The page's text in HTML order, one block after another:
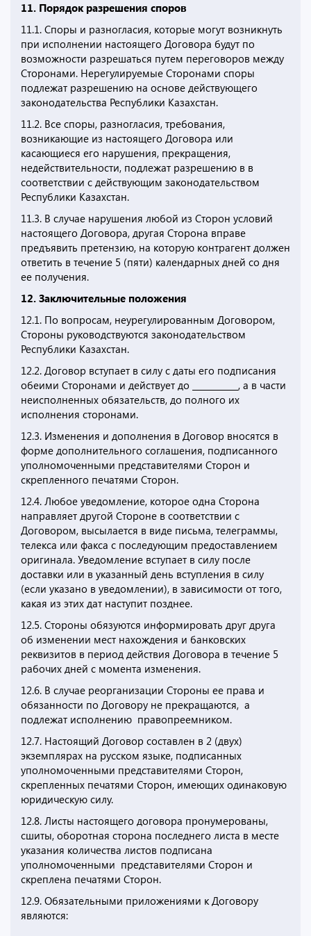
11. Порядок разрешения споров
11.1. Споры и разногласия, которые могут возникнуть
при исполнении настоящего Договора будут по
возможности разрешаться путем переговоров между
Сторонами. Нерегулируемые Сторонами споры
подлежат разрешению на основе действующего
законодательства Республики Казахстан.
11.2. Все споры, разногласия, требования,
возникающие из настоящего Договора или
касающиеся его нарушения, прекращения,
недействительности, подлежат разрешению в в
соответствии с действующим законодательством
Республики Казахстан.
11.3. В случае нарушения любой из Сторон условий
настоящего Договора, другая Сторона вправе
предъявить претензию, на которую контрагент должен
ответить в течение 5 (пяти) календарных дней со дня
ее получения.
12. Заключительные положения
12.1. По вопросам, неурегулированным Договором,
Стороны руководствуются законодательством
Республики Казахстан.
12.2. Договор вступает в силу с даты его подписания
обеими Сторонами и действует до ___________, а в части
неисполненных обязательств, до полного их
исполнения сторонами.
12.3. Изменения и дополнения в Договор вносятся в
форме дополнительного соглашения, подписанного
уполномоченными представителями Сторон и
скрепленного печатями Сторон.
12.4. Любое уведомление, которое одна Сторона
направляет другой Стороне в соответствии с
Договором, высылается в виде письма, телеграммы,
телекса или факса с последующим предоставлением
оригинала. Уведомление вступает в силу после
доставки или в указанный день вступления в силу
(если указано в уведомлении), в зависимости от того,
какая из этих дат наступит позднее.
12.5. Стороны обязуются информировать друг друга
об изменении мест нахождения и банковских
реквизитов в период действия Договора в течение 5
рабочих дней с момента изменения.
12.6. В случае реорганизации Стороны ее права и
обязанности по Договору не прекращаются, а
подлежат исполнению правопреемником.
12.7. Настоящий Договор составлен в 2 (двух)
экземплярах на русском языке, подписанных
уполномоченными представителями Сторон,
скрепленных печатями Сторон, имеющих одинаковую
юридическую силу.
12.8. Листы настоящего договора пронумерованы,
сшиты, оборотная сторона последнего листа в месте
указания количества листов подписана
уполномоченными представителями Сторон и
скреплена печатями Сторон.
12.9. Обязательными приложениями к Договору
являются: